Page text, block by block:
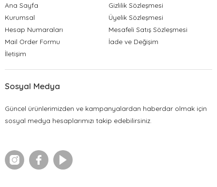
Ana Sayfa
Kurumsal
Hesap Numaraları
Mail Order Formu
İletişim
Gizlilik Sözleşmesi
Üyelik Sözleşmesi
Mesafeli Satış Sözleşmesi
İade ve Değişim
Sosyal Medya
Güncel ürünlerimizden ve kampanyalardan haberdar olmak için
sosyal medya hesaplarımızı takip edebilirsiniz.